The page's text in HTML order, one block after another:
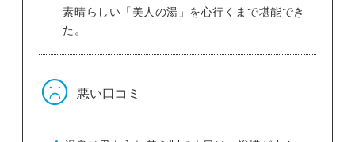
素晴らしい「美人の湯」を心行くまで堪能でき
た。
悪い口コミ